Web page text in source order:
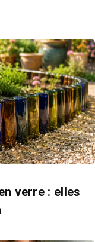
verre : elles